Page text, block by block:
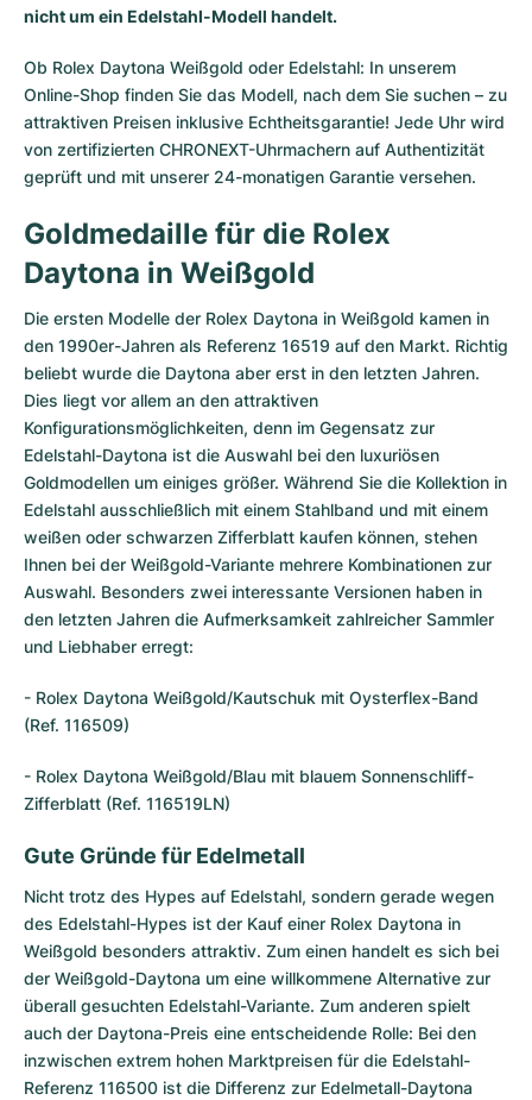
nicht um ein Edelstahl-Modell handelt.
Ob Rolex Daytona Weißgold oder Edelstahl: In unserem
Online-Shop finden Sie das Modell, nach dem Sie suchen – zu
attraktiven Preisen inklusive Echtheitsgarantie! Jede Uhr wird
von zertifizierten CHRONEXT-Uhrmachern auf Authentizität
geprüft und mit unserer 24-monatigen Garantie versehen.
Goldmedaille für die Rolex
Daytona in Weißgold
Die ersten Modelle der Rolex Daytona in Weißgold kamen in
den 1990er-Jahren als Referenz 16519 auf den Markt. Richtig
beliebt wurde die Daytona aber erst in den letzten Jahren.
Dies liegt vor allem an den attraktiven
Konfigurationsmöglichkeiten, denn im Gegensatz zur
Edelstahl-Daytona ist die Auswahl bei den luxuriösen
Goldmodellen um einiges größer. Während Sie die Kollektion in
Edelstahl ausschließlich mit einem Stahlband und mit einem
weißen oder schwarzen Zifferblatt kaufen können, stehen
Ihnen bei der Weißgold-Variante mehrere Kombinationen zur
Auswahl. Besonders zwei interessante Versionen haben in
den letzten Jahren die Aufmerksamkeit zahlreicher Sammler
und Liebhaber erregt:
- Rolex Daytona Weißgold/Kautschuk mit Oysterflex-Band
(Ref. 116509)
- Rolex Daytona Weißgold/Blau mit blauem Sonnenschliff-
Zifferblatt (Ref. 116519LN)
Gute Gründe für Edelmetall
Nicht trotz des Hypes auf Edelstahl, sondern gerade wegen
des Edelstahl-Hypes ist der Kauf einer Rolex Daytona in
Weißgold besonders attraktiv. Zum einen handelt es sich bei
der Weißgold-Daytona um eine willkommene Alternative zur
überall gesuchten Edelstahl-Variante. Zum anderen spielt
auch der Daytona-Preis eine entscheidende Rolle: Bei den
inzwischen extrem hohen Marktpreisen für die Edelstahl-
Referenz 116500 ist die Differenz zur Edelmetall-Daytona